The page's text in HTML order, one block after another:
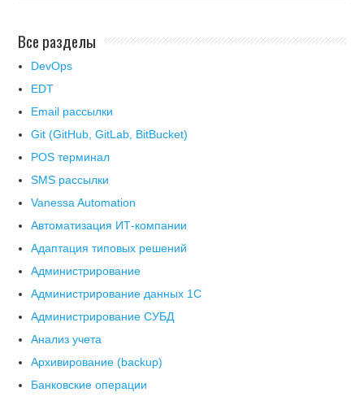
Все разделы
DevOps
EDT
Email рассылки
Git (GitHub, GitLab, BitBucket)
POS терминал
SMS рассылки
Vanessa Automation
Автоматизация ИТ-компании
Адаптация типовых решений
Администрирование
Администрирование данных 1С
Администрирование СУБД
Анализ учета
Архивирование (backup)
Банковские операции